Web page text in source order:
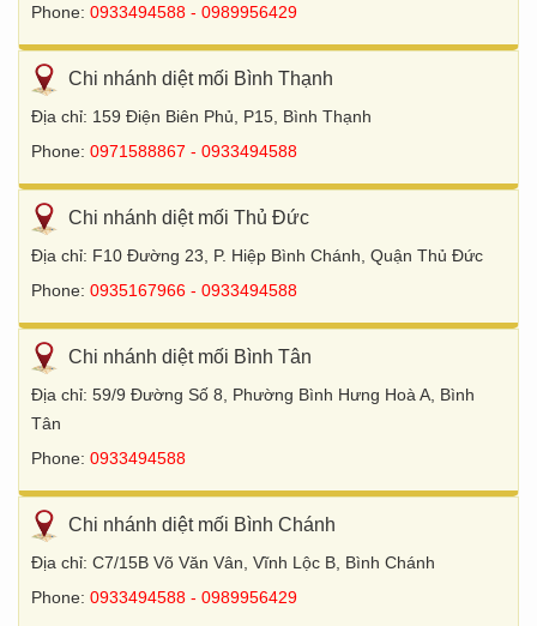
Phone: 0933494588 - 0989956429
Chi nhánh diệt mối Bình Thạnh
Địa chỉ: 159 Điện Biên Phủ, P15, Bình Thạnh
Phone: 0971588867 - 0933494588
Chi nhánh diệt mối Thủ Đức
Địa chỉ: F10 Đường 23, P. Hiệp Bình Chánh, Quận Thủ Đức
Phone: 0935167966 - 0933494588
Chi nhánh diệt mối Bình Tân
Địa chỉ: 59/9 Đường Số 8, Phường Bình Hưng Hoà A, Bình
Tân
Phone: 0933494588
Chi nhánh diệt mối Bình Chánh
Địa chỉ: C7/15B Võ Văn Vân, Vĩnh Lộc B, Bình Chánh
Phone: 0933494588 - 0989956429